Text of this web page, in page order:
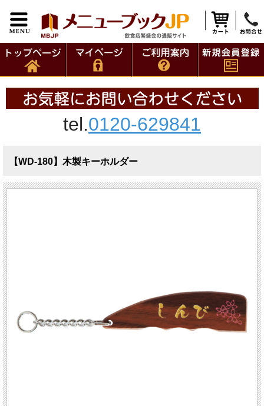
tel.0120-629841
【WD-180】木製キーホルダー